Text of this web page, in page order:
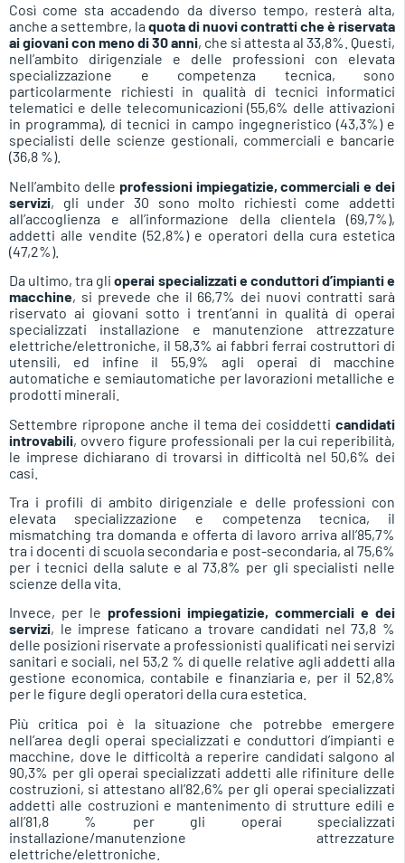
Così come sta accadendo da diverso tempo, resterà alta,
anche a settembre, la quota di nuovi contratti che è riservata
ai giovani con meno di 30 anni, che si attesta al 33,8%. Questi,
nell’ambito dirigenziale e delle professioni con elevata
specializzazione e competenza tecnica, sono
particolarmente richiesti in qualità di tecnici informatici
telematici e delle telecomunicazioni (55,6% delle attivazioni
in programma), di tecnici in campo ingegneristico (43,3%) e
specialisti delle scienze gestionali, commerciali e bancarie
(36,8 %).
Nell’ambito delle professioni impiegatizie, commerciali e dei
servizi, gli under 30 sono molto richiesti come addetti
all’accoglienza e all’informazione della clientela (69,7%),
addetti alle vendite (52,8%) e operatori della cura estetica
(47,2%).
Da ultimo, tra glioperai specializzati e conduttori d’impianti e
macchine, si prevede che il 66,7% dei nuovi contratti sarà
riservato ai giovani sotto i trent’anni in qualità di operai
specializzati installazione e manutenzione attrezzature
elettriche/elettroniche, il 58,3% ai fabbri ferrai costruttori di
utensili, ed infine il 55,9% agli operai di macchine
automatiche e semiautomatiche per lavorazioni metalliche e
prodotti minerali.
Settembre ripropone anche il tema dei cosiddetti candidati
introvabili, ovvero figure professionali per la cui reperibilità,
le imprese dichiarano di trovarsi in difficoltà nel 50,6% dei
casi.
Tra i profili di ambito dirigenziale e delle professioni con
elevata specializzazione e competenza tecnica, il
mismatching tra domanda e offerta di lavoro arriva all’85,7%
tra i docenti di scuola secondaria e post-secondaria, al 75,6%
per i tecnici della salute e al 73,8% per gli specialisti nelle
scienze della vita.
Invece, per le professioni impiegatizie, commerciali e dei
servizi, le imprese faticano a trovare candidati nel 73,8 %
delle posizioni riservate a professionisti qualificati nei servizi
sanitari e sociali, nel 53,2 % di quelle relative agli addetti alla
gestione economica, contabile e finanziaria e, per il 52,8%
per le figure degli operatori della cura estetica.
Più critica poi è la situazione che potrebbe emergere
nell’area degli operai specializzati e conduttori d’impianti e
macchine, dove le difficoltà a reperire candidati salgono al
90,3% per gli operai specializzati addetti alle rifiniture delle
costruzioni, si attestano all’82,6% per gli operai specializzati
addetti alle costruzioni e mantenimento di strutture edili e
all’81,8 % per gli operai specializzati
installazione/manutenzione attrezzature
elettriche/elettroniche.